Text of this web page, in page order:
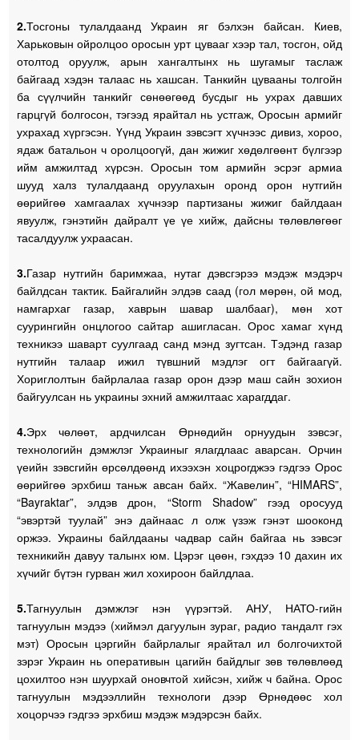
2.Тосгоны тулалдаанд Украин яг бэлхэн байсан. Киев,
Харьковын ойролцоо оросын урт цувааг хээр тал, тосгон, ойд
отолтод оруулж, арын хангалтынх нь шугамыг таслаж
байгаад хэдэн талаас нь хашсан. Танкийн цувааны толгойн
ба сүүлчийн танкийг сөнөөгөөд бусдыг нь ухрах давших
гарцгүй болгосон, тэгээд ярайтал нь устгаж, Оросын армийг
ухрахад хүргэсэн. Үүнд Украин зэвсэгт хүчнээс дивиз, хороо,
ядаж батальон ч оролцоогүй, дан жижиг хөдөлгөөнт бүлгээр
ийм амжилтад хүрсэн. Оросын том армийн эсрэг армиа
шууд халз тулалдаанд оруулахын оронд орон нутгийн
өөрийгөө хамгаалах хүчнээр партизаны жижиг байлдаан
явуулж, гэнэтийн дайралт үе үе хийж, дайсны төлөвлөгөөг
тасалдуулж ухраасан.
3.Газар нутгийн баримжаа, нутаг дэвсгэрээ мэдэж мэдэрч
байлдсан тактик. Байгалийн элдэв саад (гол мөрөн, ой мод,
намгархаг газар, хаврын шавар шалбааг), мөн хот
суурингийн онцлогоо сайтар ашигласан. Орос хамаг хүнд
техникээ шаварт суулгаад санд мэнд зугтсан. Тэдэнд газар
нутгийн талаар ижил түвшний мэдлэг огт байгаагүй.
Хориглолтын байрлалаа газар орон дээр маш сайн зохион
байгуулсан нь украины эхний амжилтаас харагддаг.
4.Эрх чөлөөт, ардчилсан Өрнөдийн орнуудын зэвсэг,
технологийн дэмжлэг Украиныг ялагдлаас аварсан. Орчин
үеийн зэвсгийн өрсөлдөөнд ихээхэн хоцрогджээ гэдгээ Орос
өөрийгөө эрхбиш таньж авсан байх. “Жавелин”, “HIMARS”,
“Bayraktar”, элдэв дрон, “Storm Shadow” гээд оросууд
“эвэртэй туулай” энэ дайнаас л олж үзэж гэнэт шооконд
оржээ. Украины байлдааны чадвар сайн байгаа нь зэвсэг
техникийн давуу талынх юм. Цэрэг цөөн, гэхдээ 10 дахин их
хүчийг бүтэн гурван жил хохироон байлдлаа.
5.Тагнуулын дэмжлэг нэн үүрэгтэй. АНУ, НАТО-гийн
тагнуулын мэдээ (хиймэл дагуулын зураг, радио тандалт гэх
мэт) Оросын цэргийн байрлалыг ярайтал ил болгочихтой
зэрэг Украин нь оперативын цагийн байдлыг зөв төлөвлөөд
цохилтоо нэн шуурхай оновчтой хийсэн, хийж ч байна. Орос
тагнуулын мэдээллийн технологи дээр Өрнөдөөс хол
хоцорчээ гэдгээ эрхбиш мэдэж мэдэрсэн байх.